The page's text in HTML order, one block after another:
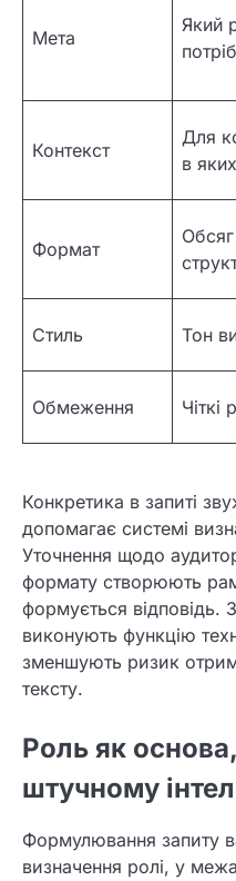
Мета
Який
Контекст
Для
в
Формат
Обсяг
Стиль Тон
Обмеження Чіткі
Конкретика в запиті
допомагає системі
Уточнення щодо
формату створюють
формується відповідь.
виконують функцію
зменшують ризик
тексту.
Роль як
штучному
Формулювання запиту
визначення ролі, у